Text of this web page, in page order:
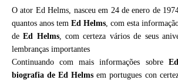
O ator Ed Helms, nasceu em 24 de enero de
quantos anos tem Ed Helms, com esta
deEd Helms, com certeza vários de seus
lembranças importantes
Continuando com mais informações sobre
biografia deEd Helms em portugues con